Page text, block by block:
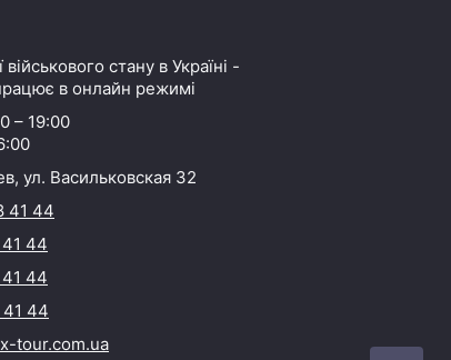
військового стану в Україні -
в онлайн режимі
– 19:00
ул. Васильковская 32
41 44
44
44
44
tour.com.ua